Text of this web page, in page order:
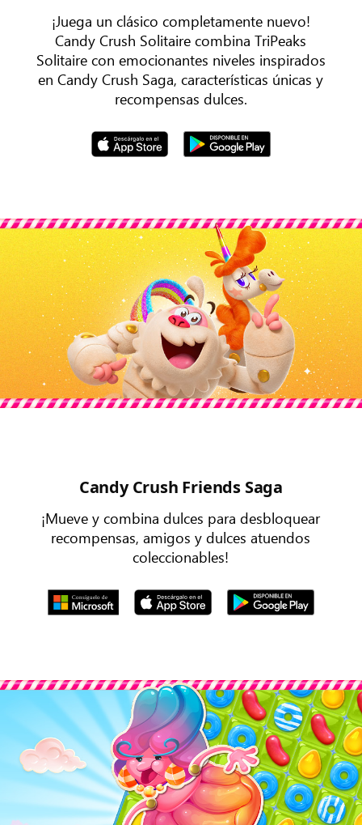
¡Juega un clásico completamente nuevo!
Candy Crush Solitaire combina TriPeaks
Solitaire con emocionantes niveles inspirados
en Candy Crush Saga, características únicas y
recompensas dulces.
Candy Crush Friends Saga
¡Mueve y combina dulces para desbloquear
recompensas, amigos y dulces atuendos
coleccionables!